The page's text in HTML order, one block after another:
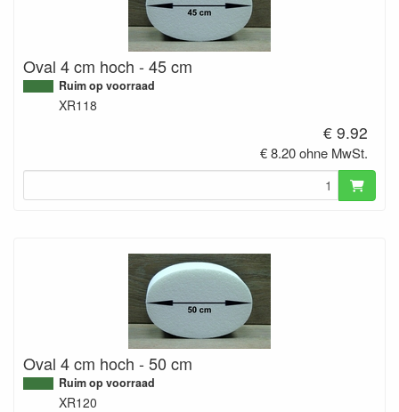
Oval 4 cm hoch - 45 cm
Ruim op voorraad
XR118
€ 9.92
€ 8.20 ohne MwSt.
Oval 4 cm hoch - 50 cm
Ruim op voorraad
XR120